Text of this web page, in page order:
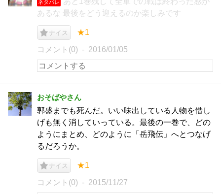
ネタバレ
あるな 最後をどう迎えるのか楽しみです
ナイス ★1
コメント(0) 2016/01/05
おそばやさん
郭盛までも死んだ。いい味出している人物を惜し
げも無く消していっている。最後の一巻で、どの
ようにまとめ、どのように「岳飛伝」へとつなげ
るだろうか。
ナイス ★1
コメント(0) 2015/11/27